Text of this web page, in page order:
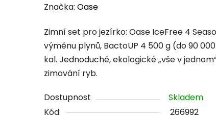
hodnocení
je
0,0
z
5
Značka: Oase
Zimní set pro jezírko: Oase IceFree 4
výměnu plynů, BactoUP 4 500 g (do 90
kal. Jednoduché, ekologické „vše v
zimování ryb.
Dostupnost
Skladem
Kód:
266992